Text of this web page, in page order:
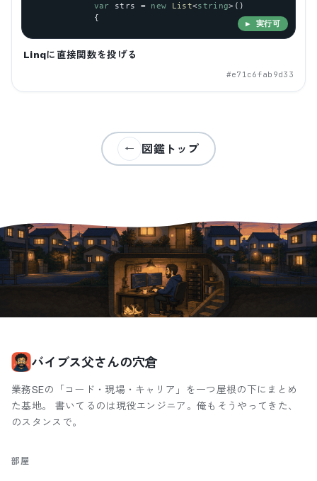
var
strs = new List<string>()
            {
▶ 実行可
Linqに直接関数を投げる
#e71c6fab9d33
← 図鑑トップ
バイブス父さんの穴倉
業務SEの「コード・現場・キャリア」を一つ屋根の下にまとめ
た基地。 書いてるのは現役エンジニア。俺もそうやってきた、
のスタンスで。
部屋